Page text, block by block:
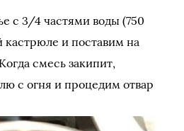
с 3/4 частями воды (750
кастрюле и поставим на
смесь закипит,
с огня и процедим отвар